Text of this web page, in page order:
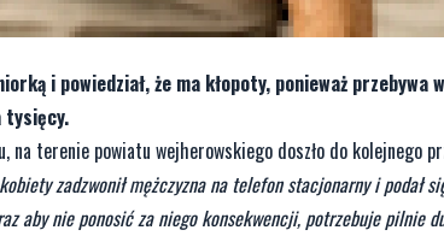
i powiedział, że ma kłopoty, ponieważ przebywa
terenie powiatu wejherowskiego doszło do kolejnego
zadzwonił mężczyzna na telefon stacjonarny i podał
aby nie ponosić za niego konsekwencji, potrzebuje pilnie